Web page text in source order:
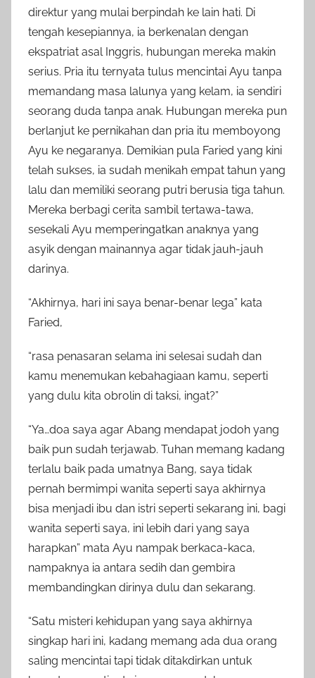
direktur yang mulai berpindah ke lain hati. Di
tengah kesepiannya, ia berkenalan dengan
ekspatriat asal Inggris, hubungan mereka makin
serius. Pria itu ternyata tulus mencintai Ayu tanpa
memandang masa lalunya yang kelam, ia sendiri
seorang duda tanpa anak. Hubungan mereka pun
berlanjut ke pernikahan dan pria itu memboyong
Ayu ke negaranya. Demikian pula Faried yang kini
telah sukses, ia sudah menikah empat tahun yang
lalu dan memiliki seorang putri berusia tiga tahun.
Mereka berbagi cerita sambil tertawa-tawa,
sesekali Ayu memperingatkan anaknya yang
asyik dengan mainannya agar tidak jauh-jauh
darinya.
“Akhirnya, hari ini saya benar-benar lega” kata
Faried,
“rasa penasaran selama ini selesai sudah dan
kamu menemukan kebahagiaan kamu, seperti
yang dulu kita obrolin di taksi, ingat?”
“Ya…doa saya agar Abang mendapat jodoh yang
baik pun sudah terjawab. Tuhan memang kadang
terlalu baik pada umatnya Bang, saya tidak
pernah bermimpi wanita seperti saya akhirnya
bisa menjadi ibu dan istri seperti sekarang ini, bagi
wanita seperti saya, ini lebih dari yang saya
harapkan” mata Ayu nampak berkaca-kaca,
nampaknya ia antara sedih dan gembira
membandingkan dirinya dulu dan sekarang.
“Satu misteri kehidupan yang saya akhirnya
singkap hari ini, kadang memang ada dua orang
saling mencintai tapi tidak ditakdirkan untuk